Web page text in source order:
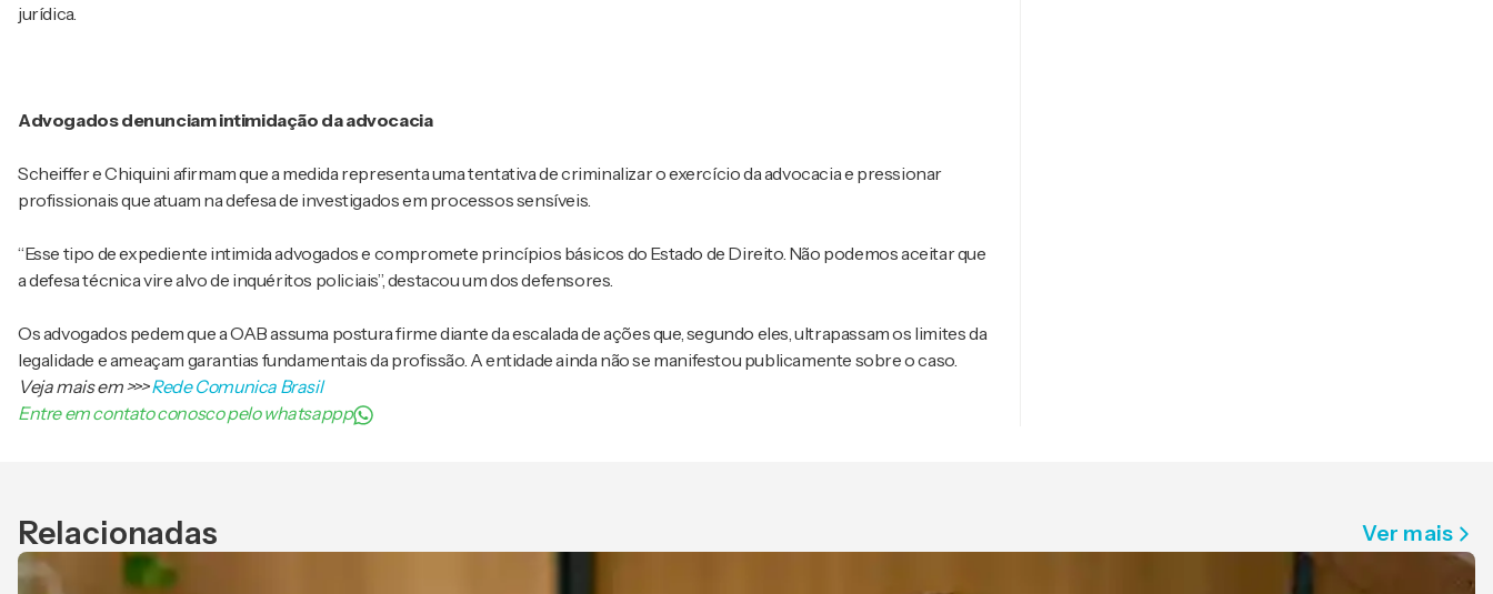
jurídica.
Advogados denunciam intimidação da advocacia
Scheiffer e Chiquini afirmam que a medida representa uma tentativa de criminalizar o exercício da advocacia e pressionar
profissionais que atuam na defesa de investigados em processos sensíveis.
“Esse tipo de expediente intimida advogados e compromete princípios básicos do Estado de Direito. Não podemos aceitar que
a defesa técnica vire alvo de inquéritos policiais”, destacou um dos defensores.
Os advogados pedem que a OAB assuma postura firme diante da escalada de ações que, segundo eles, ultrapassam os limites da
legalidade e ameaçam garantias fundamentais da profissão. A entidade ainda não se manifestou publicamente sobre o caso.
Veja mais em>>>Rede Comunica Brasil
Entre em contato conosco pelo whatsappp
Relacionadas Ver mais